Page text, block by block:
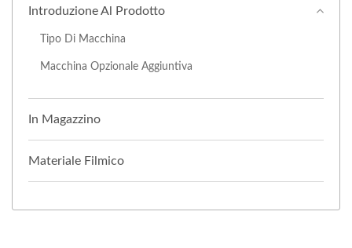
Introduzione Al Prodotto
Tipo Di Macchina
Macchina Opzionale Aggiuntiva
In Magazzino
Materiale Filmico